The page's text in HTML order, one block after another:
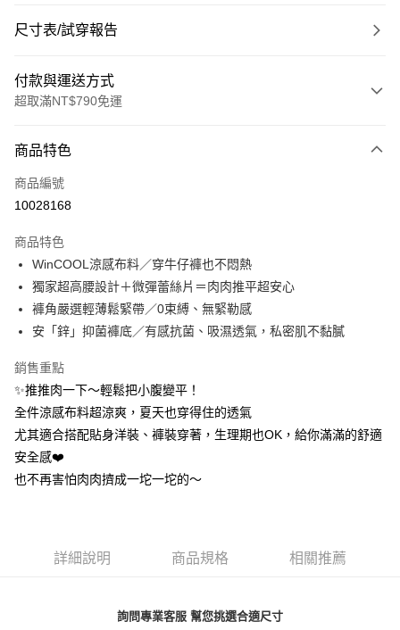
尺寸表/試穿報告
付款與運送方式
超取滿NT$790免運
信用卡一次付款
超商取貨付款
Apple Pay
街口支付
悠遊付
大哥付你分期
相關說明
1.本服務由台灣大哥大提供，台灣大哥大用戶可立即使用無須另外申請。
2.付款方式選擇「大哥付你分期」，訂單成立後會自動跳轉到大哥付的交易
流程，驗證手機門號後，選擇欲分期的期數、繳款截止日，確認付款後即完
成交易。
3.實際核准額度、可分期數及費用金額請依後續交易確認頁面所載為準。
1.分期款項不併入電信帳單，「大哥付你分期」於每月結算日後寄送繳費提
帳／街口支付／iPASS MONEY」等通路繳費。
ATM付款
運送方式
全家取貨付款
每筆NT$80，滿NT$790(含以上)免運費
商品特色
商品編號
10028168
商品特色
WinCOOL涼感布料／穿牛仔褲也不悶熱
獨家超高腰設計＋微彈蕾絲片＝肉肉推平超安心
褲角嚴選輕薄鬆緊帶／0束縛、無緊勒感
安「鋅」抑菌褲底／有感抗菌、吸濕透氣，私密肌不黏膩
銷售重點
✨推推肉一下～輕鬆把小腹變平！
全件涼感布料超涼爽，夏天也穿得住的透氣
尤其適合搭配貼身洋裝、褲裝穿著，生理期也OK，給你滿滿的舒適
安全感❤️
也不再害怕肉肉擠成一坨一坨的～
詳細說明 商品規格 相關推薦
詢問專業客服 幫您挑選合適尺寸